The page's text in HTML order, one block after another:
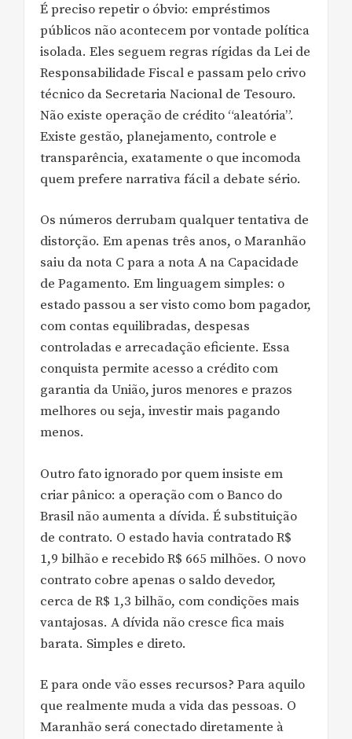
É preciso repetir o óbvio: empréstimos
públicos não acontecem por vontade política
isolada. Eles seguem regras rígidas da Lei de
Responsabilidade Fiscal e passam pelo crivo
técnico da Secretaria Nacional de Tesouro.
Não existe operação de crédito “aleatória”.
Existe gestão, planejamento, controle e
transparência, exatamente o que incomoda
quem prefere narrativa fácil a debate sério.
Os números derrubam qualquer tentativa de
distorção. Em apenas três anos, o Maranhão
saiu da nota C para a nota A na Capacidade
de Pagamento. Em linguagem simples: o
estado passou a ser visto como bom pagador,
com contas equilibradas, despesas
controladas e arrecadação eficiente. Essa
conquista permite acesso a crédito com
garantia da União, juros menores e prazos
melhores ou seja, investir mais pagando
menos.
Outro fato ignorado por quem insiste em
criar pânico: a operação com o Banco do
Brasil não aumenta a dívida. É substituição
de contrato. O estado havia contratado R$
1,9 bilhão e recebido R$ 665 milhões. O novo
contrato cobre apenas o saldo devedor,
cerca de R$ 1,3 bilhão, com condições mais
vantajosas. A dívida não cresce fica mais
barata. Simples e direto.
E para onde vão esses recursos? Para aquilo
que realmente muda a vida das pessoas. O
Maranhão será conectado diretamente à